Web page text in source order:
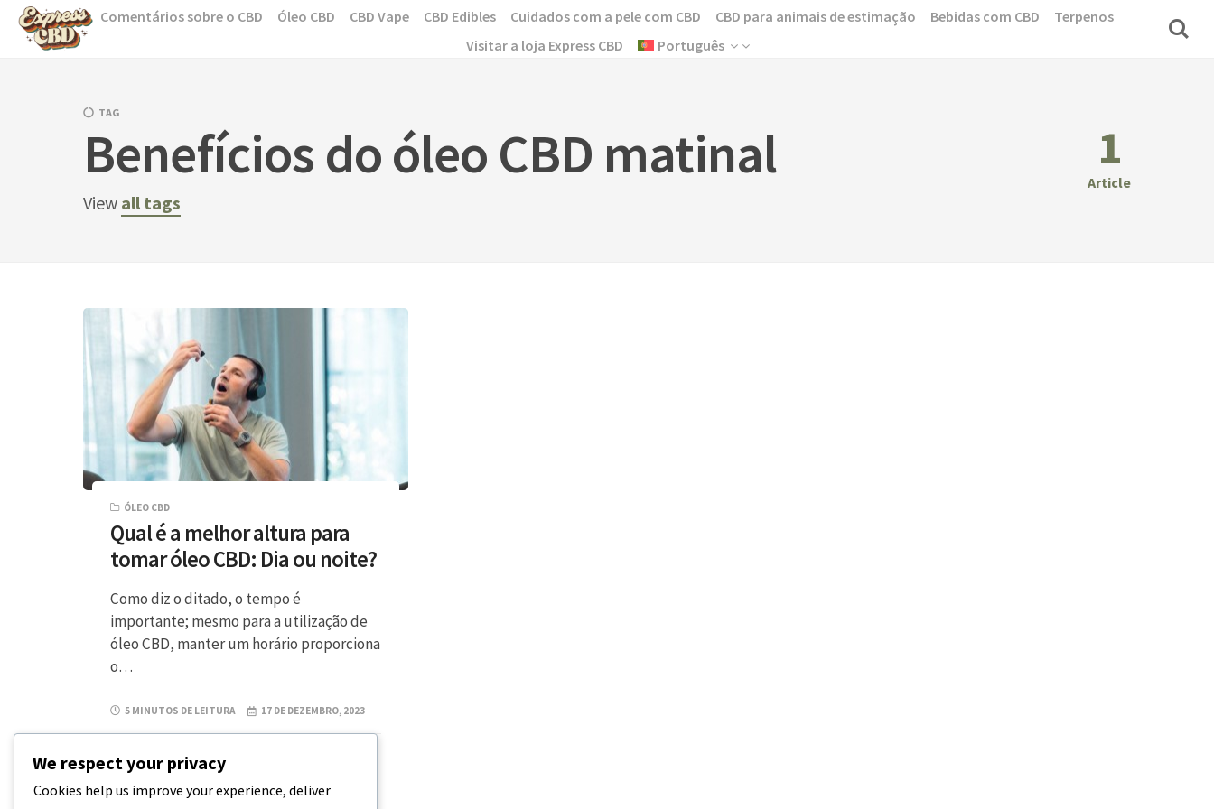
Skip
Comentários sobre o CBD Óleo CBD CBD Vape CBD Edibles Cuidados com a pele com CBD CBD para animais de estimação Bebidas com CBD
Terpenos
Visitar a loja Express CBD
Português
TAG
Benefícios do óleo CBD matinal
View all tags
1
Article
ÓLEO CBD
Qual é a melhor altura para
tomar óleo CBD: Dia ou noite?
Como diz o ditado, o tempo é
importante; mesmo para a utilização de
óleo CBD, manter um horário proporciona
o…
5 MINUTOS DE LEITURA 17 DE DEZEMBRO, 2023
We respect your privacy
Cookies help us improve your experience, deliver